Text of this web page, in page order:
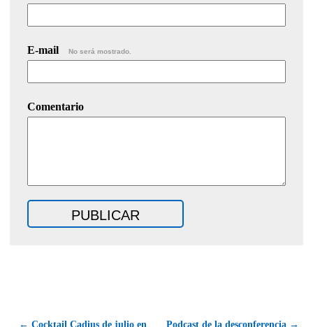
E-mail No será mostrado.
Comentario
← Cocktail Cadius de julio en Podcast de la desconferencia →